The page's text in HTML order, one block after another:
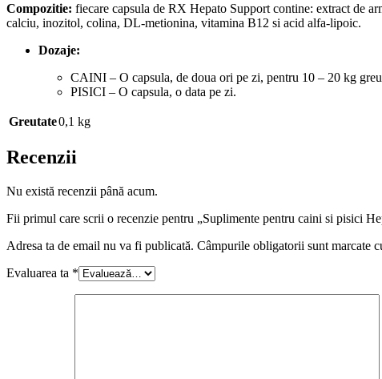
Compozitie: fiecare capsula de RX Hepato Support contine: extract de
calciu, inozitol, colina, DL-metionina, vitamina B12 si acid alfa-lipoic.
Dozaje:
CAINI – O capsula, de doua ori pe zi, pentru 10 – 20 kg
PISICI – O capsula, o data pe zi.
Greutate0,1 kg
Recenzii
Nu există recenzii până acum.
Fii primul care scrii o recenzie pentru „Suplimente pentru caini si pisici
Adresa ta de email nu va fi publicată. Câmpurile obligatorii sunt marcate
Evaluarea ta *